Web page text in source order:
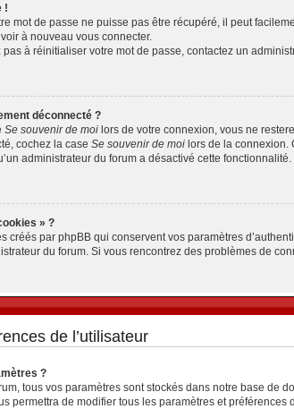
!
mot de passe ne puisse pas être récupéré, il peut
à nouveau vous connecter.
à réinitialiser votre mot de passe, contactez un
déconnecté ?
Se souvenir de moi lors de votre connexion, vous ne
cochez la case Se souvenir de moi lors de la connexion.
administrateur du forum a désactivé cette fonctionnalité.
» ?
créés par phpBB qui conservent vos paramètres
du forum. Si vous rencontrez des problèmes de
de l’utilisateur
?
tous vos paramètres sont stockés dans notre base de
permettra de modifier tous les paramètres et préférences